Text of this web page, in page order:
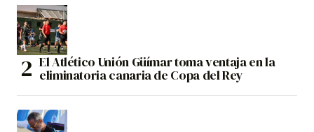
El Atlético Unión Güímar toma ventaja en la
eliminatoria canaria de Copa del Rey